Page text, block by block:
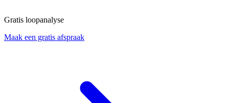
Gratis loopanalyse
Maak een gratis afspraak